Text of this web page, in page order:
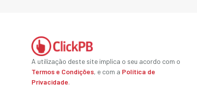
A utilização deste site implica o seu acordo com o
Termos e Condições, e com a Política de
Privacidade.